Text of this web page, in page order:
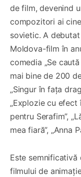
de film, devenind
compozitori ai
sovietic. A
Moldova-film în
comedia „Se
mai bine de 200
„Singur în fața
„Explozie cu efect
pentru Serafim”,
mea fiară”, „Anna
Este
filmului de